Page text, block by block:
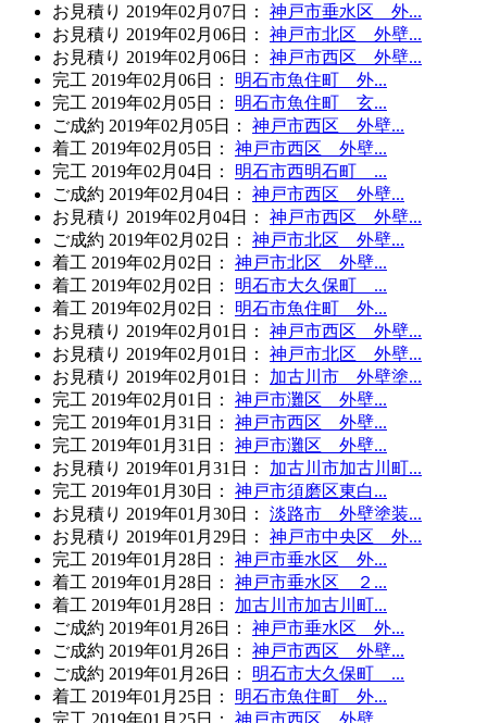
お見積り 2019年02月07日 ：
神戸市垂水区 外...
お見積り 2019年02月06日 ：
神戸市北区 外壁...
お見積り 2019年02月06日 ：
神戸市西区 外壁...
完工 2019年02月06日 ：
明石市魚住町 外...
完工 2019年02月05日 ：
明石市魚住町 玄...
ご成約 2019年02月05日 ：
神戸市西区 外壁...
着工 2019年02月05日 ：
神戸市西区 外壁...
完工 2019年02月04日 ：
明石市西明石町 ...
ご成約 2019年02月04日 ：
神戸市西区 外壁...
お見積り 2019年02月04日 ：
神戸市西区 外壁...
ご成約 2019年02月02日 ：
神戸市北区 外壁...
着工 2019年02月02日 ：
神戸市北区 外壁...
着工 2019年02月02日 ：
明石市大久保町 ...
着工 2019年02月02日 ：
明石市魚住町 外...
お見積り 2019年02月01日 ：
神戸市西区 外壁...
お見積り 2019年02月01日 ：
神戸市北区 外壁...
お見積り 2019年02月01日 ：
加古川市 外壁塗...
完工 2019年02月01日 ：
神戸市灘区 外壁...
完工 2019年01月31日 ：
神戸市西区 外壁...
完工 2019年01月31日 ：
神戸市灘区 外壁...
お見積り 2019年01月31日 ：
加古川市加古川町...
完工 2019年01月30日 ：
神戸市須磨区東白...
お見積り 2019年01月30日 ：
淡路市 外壁塗装...
お見積り 2019年01月29日 ：
神戸市中央区 外...
完工 2019年01月28日 ：
神戸市垂水区 外...
着工 2019年01月28日 ：
神戸市垂水区 ２...
着工 2019年01月28日 ：
加古川市加古川町...
ご成約 2019年01月26日 ：
神戸市垂水区 外...
ご成約 2019年01月26日 ：
神戸市西区 外壁...
ご成約 2019年01月26日 ：
明石市大久保町 ...
着工 2019年01月25日 ：
明石市魚住町 外...
完工 2019年01月25日 ： 神戸市西区 外壁...